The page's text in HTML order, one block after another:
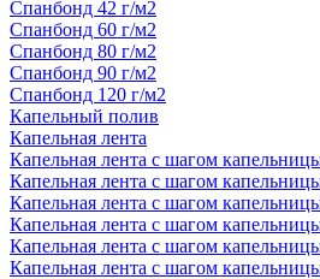
Спанбонд 42 г/м2
Спанбонд 60 г/м2
Спанбонд 80 г/м2
Спанбонд 90 г/м2
Спанбонд 120 г/м2
Капельный полив
Капельная лента
Капельная лента с шагом
Капельная лента с шагом
Капельная лента с шагом
Капельная лента с шагом
Капельная лента с шагом
Капельная лента с шагом